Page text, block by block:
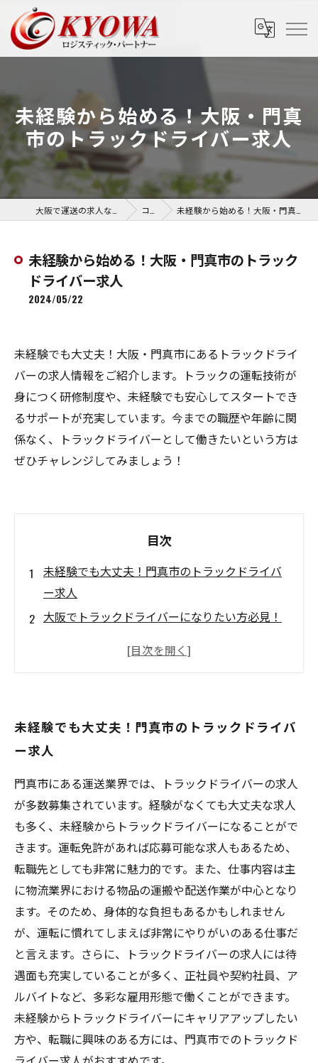
未経験から始める！大阪・門真
市のトラックドライバー求人
コラム 未経験から始める！大阪・門真市のトラックドライバー求人
未経験から始める！大阪・門真市のトラック
ドライバー求人
2024/05/22
未経験でも大丈夫！大阪・門真市にあるトラックドライ
バーの求人情報をご紹介します。トラックの運転技術が
身につく研修制度や、未経験でも安心してスタートでき
るサポートが充実しています。今までの職歴や年齢に関
係なく、トラックドライバーとして働きたいという方は
ぜひチャレンジしてみましょう！
目次
未経験でも大丈夫！門真市のトラックドライバ
ー求人
大阪でトラックドライバーになりたい方必見！
門真市でのトラック運転手求人情報
いキャリアを始めよう！
未経験でも大丈夫！門真市のトラックドライバ
ー求人
門真市にある運送業界では、トラックドライバーの求人
が多数募集されています。経験がなくても大丈夫な求人
も多く、未経験からトラックドライバーになることがで
きます。運転免許があれば応募可能な求人もあるため、
転職先としても非常に魅力的です。また、仕事内容は主
に物流業界における物品の運搬や配送作業が中心となり
ます。そのため、身体的な負担もあるかもしれません
が、運転に慣れてしまえば非常にやりがいのある仕事だ
と言えます。さらに、トラックドライバーの求人には待
遇面も充実していることが多く、正社員や契約社員、ア
ルバイトなど、多彩な雇用形態で働くことができます。
未経験からトラックドライバーにキャリアアップしたい
方や、転職に興味のある方には、門真市でのトラックド